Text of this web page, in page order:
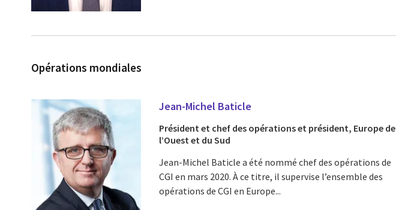
Opérations mondiales
Jean-Michel Baticle
Président et chef des opérations et président, Europe de
l’Ouest et du Sud
Jean-Michel Baticle a été nommé chef des opérations de
CGI en mars 2020. À ce titre, il supervise l’ensemble des
opérations de CGI en Europe...